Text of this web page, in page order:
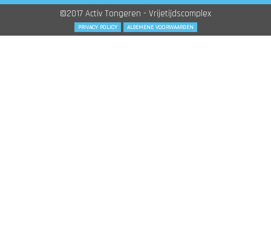
©2017 Activ Tongeren - Vrijetijdscomplex
PRIVACY POLICY ALGEMENE VOORWAARDEN